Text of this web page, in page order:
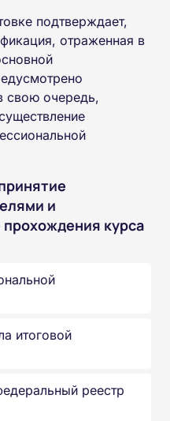
подтверждает,
отраженная в
свою очередь,
и
прохождения курса
итоговой
реестр